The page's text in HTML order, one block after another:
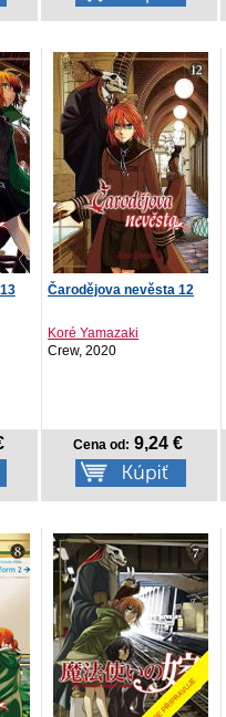
Čarodějova nevěsta 12
Koré Yamazaki
Crew, 2020
Cena od: 9,24 €